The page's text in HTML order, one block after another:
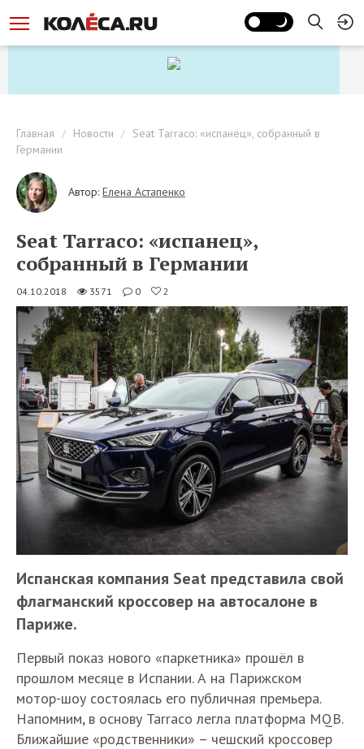
Главная Новости
Seat Tarraco: «испанец», собранный в
Германии
Автор: Елена Астапенко
Seat Tarraco: «испанец»,
собранный в Германии
04.10.2018 3571 0 2
Испанская компания Seat представила свой
флагманский кроссовер на автосалоне в
Париже.
Первый показ нового «паркетника» прошёл в
прошлом месяце в Испании. А на Парижском
мотор-шоу состоялась его публичная премьера.
Напомним, в основу Tarraco легла платформа MQB.
Ближайшие «родственники» – чешский кросcовер